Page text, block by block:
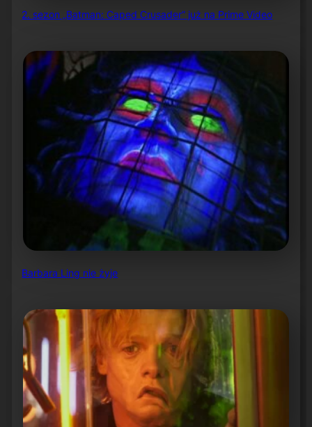
2. sezon „Batman: Caped Crusader” już na Prime Video
Barbara Ling nie żyje